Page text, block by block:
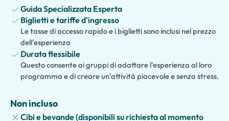
Roma e il sito della magnifica
(Domus Flavia e Domus Augustana)
Roma un tempo vivevano in sontuosi palazzi che
dominavano il Foro e il Circo Massimo.
Le famiglie possono scegliere un tour privato facile per i
bambini opzionale , con giochi interattivi, racconti, quiz e
bambini. Per maggiore comodità, è possibile organizzare
ritiro facoltativo in hotel con trasporto privato al
Guida Specializzata Esperta
Biglietti e tariffe d'ingresso
Le tasse di accesso rapido e i biglietti sono inclusi nel prezzo
dell'esperienza
Durata flessibile
Questo consente ai gruppi di adattare l'esperienza al loro
programma e di creare un'attività piacevole e senza stress.
Non incluso
Cibi e bevande (disponibili su richiesta al momento